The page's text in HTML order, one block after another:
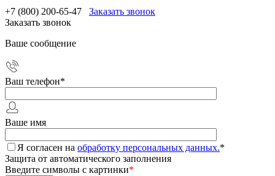
+7 (800) 200-65-47
Заказать звонок
Заказать звонок
Ваше сообщение
Ваш телефон*
Ваше имя
Я согласен на обработку персональных данных.*
Защита от автоматического заполнения
Введите символы с картинки*